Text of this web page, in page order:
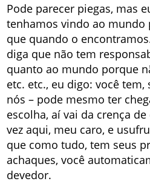
Pode parecer piegas, mas
tenhamos vindo ao mundo
que quando o
diga que não tem
quanto ao mundo porque
etc. etc., eu digo: você tem,
nós – pode mesmo ter
escolha, aí vai da crença
vez aqui, meu caro, e
que como tudo, tem seus
achaques, você
devedor.